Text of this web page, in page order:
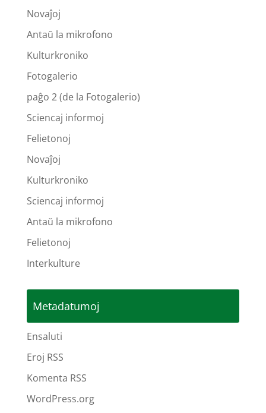
Novaĵoj
Antaŭ la mikrofono
Kulturkroniko
Fotogalerio
paĝo 2 (de la Fotogalerio)
Sciencaj informoj
Felietonoj
Novaĵoj
Kulturkroniko
Sciencaj informoj
Antaŭ la mikrofono
Felietonoj
Interkulture
Metadatumoj
Ensaluti
Eroj RSS
Komenta RSS
WordPress.org